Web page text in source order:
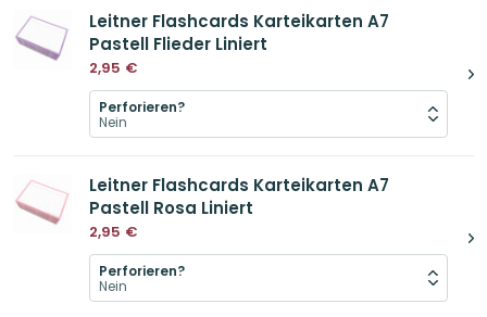
Leitner Flashcards Karteikarten A7
Pastell Flieder Liniert
2,95 €
Perforieren?
Leitner Flashcards Karteikarten A7
Pastell Rosa Liniert
2,95 €
Perforieren?